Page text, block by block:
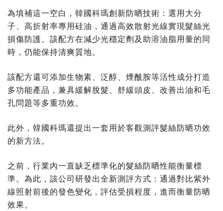
為填補這一空白，韓國科瑪創新防晒技術：選用大分
子、高折射率專用硅油，通過高效散射光線實現髮絲光
損傷防護。該配方在減少光穩定劑及助溶油脂用量的同
時，仍能保持清爽質地。
該配方還可添加生物素、泛醇、煙酰胺等活性成分打造
多功能產品，兼具緩解脫髮、舒緩頭皮、改善出油和毛
孔問題等多重功效。
此外，韓國科瑪還提出一套用於客觀測評髮絲防晒功效
的新方法。
之前，行業內一直缺乏標準化的髮絲防晒性能衡量標
準。為此，該公司研發出全新測評方式：通過對比紫外
線照射前後的發色變化，評估受損程度，進而衡量防晒
效果。